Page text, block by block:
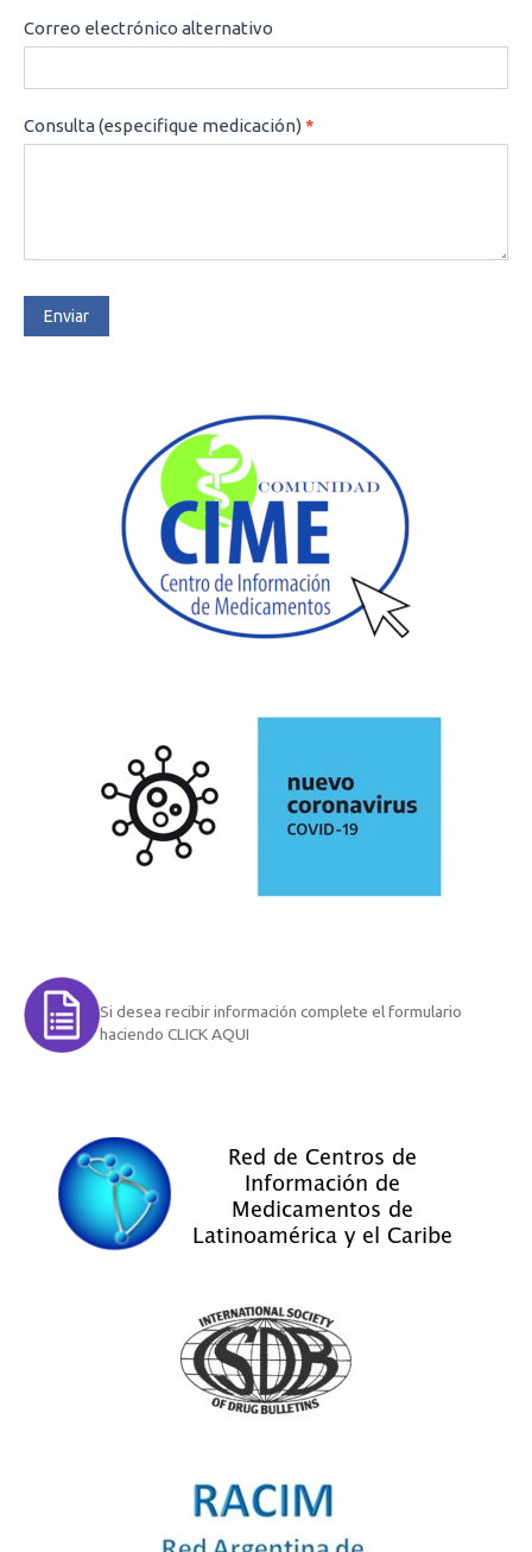
Correo electrónico alternativo
Consulta (especifique medicación)*
Enviar
Si desea recibir información complete el formulario
haciendo CLICK AQUI